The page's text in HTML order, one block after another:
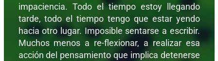
impaciencia. Todo el tiempo estoy llegando
tarde, todo el tiempo tengo que estar yendo
hacia otro lugar. Imposible sentarse a escribir.
Muchos menos a re-flexionar, a realizar esa
acción del pensamiento que implica detenerse